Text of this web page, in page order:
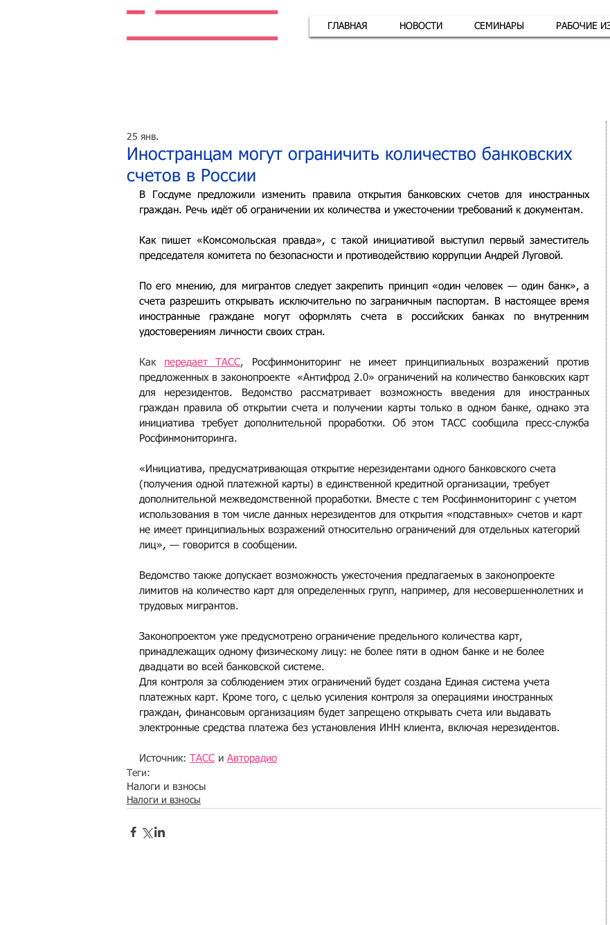
ГЛАВНАЯ НОВОСТИ СЕМИНАРЫ РАБОЧИЕ
Иностранцам могут ограничить количество банковских
счетов в России
25 янв.
В Госдуме предложили изменить правила открытия банковских счетов для иностранных
граждан. Речь идёт об ограничении их количества и ужесточении требований к документам.
Как пишет «Комсомольская правда», с такой инициативой выступил первый заместитель
председателя комитета по безопасности и противодействию коррупции Андрей Луговой.
По его мнению, для мигрантов следует закрепить принцип «один человек — один банк», а
счета разрешить открывать исключительно по заграничным паспортам. В настоящее время
иностранные граждане могут оформлять счета в российских банках по внутренним
удостоверениям личности своих стран.
Как передает ТАСС,
Росфинмониторинг не имеет принципиальных возражений против
предложенных в законопроекте  «Антифрод 2.0» ограничений на количество банковских карт
для нерезидентов. Ведомство рассматривает возможность введения для иностранных
граждан правила об открытии счета и получении карты только в одном банке, однако эта
инициатива требует дополнительной проработки. Об этом ТАСС сообщила пресс-служба
Росфинмониторинга.
«Инициатива, предусматривающая открытие нерезидентами одного банковского счета
(получения одной платежной карты) в единственной кредитной организации, требует
дополнительной межведомственной проработки. Вместе с тем Росфинмониторинг с учетом
использования в том числе данных нерезидентов для открытия «подставных» счетов и карт
не имеет принципиальных возражений относительно ограничений для отдельных категорий
лиц», — говорится в сообщении.
Ведомство также допускает возможность ужесточения предлагаемых в законопроекте
лимитов на количество карт для определенных групп, например, для несовершеннолетних и
трудовых мигрантов.
Законопроектом уже предусмотрено ограничение предельного количества карт,
принадлежащих одному физическому лицу: не более пяти в одном банке и не более
двадцати во всей банковской системе.
Для контроля за соблюдением этих ограничений будет создана Единая система учета
платежных карт. Кроме того, с целью усиления контроля за операциями иностранных
граждан, финансовым организациям будет запрещено открывать счета или выдавать
электронные средства платежа без установления ИНН клиента, включая нерезидентов.
Источник: ТАСС и Авторадио
Теги:
Налоги и взносы
Налоги и взносы